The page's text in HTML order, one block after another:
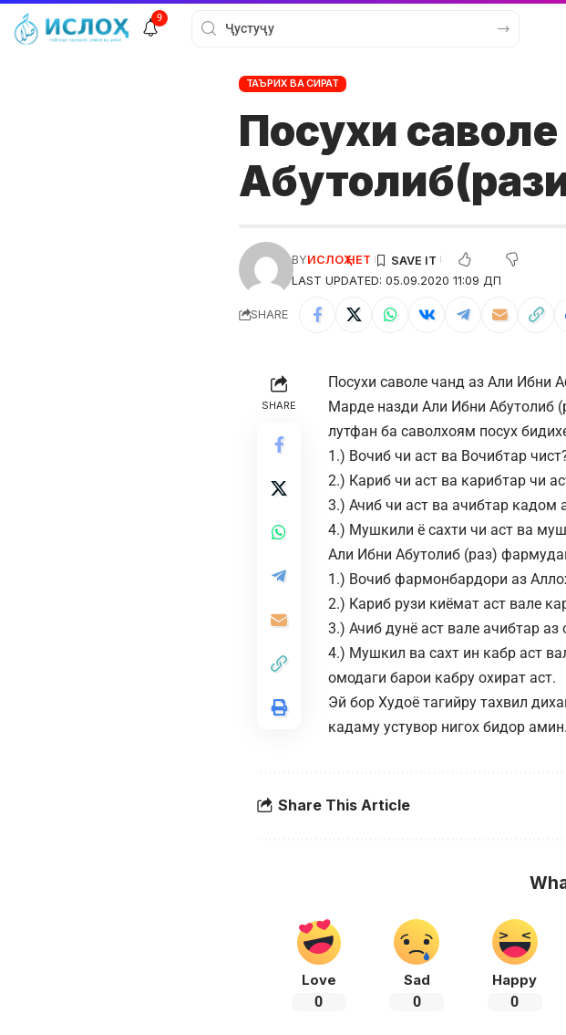
9
ТАЪРИХ ВА СИРАТ
Посухи
LAST UPDATED: 05.09.2020 11:09 ДП
BYИСЛОҲ НЕТ
SHARE
SHARE
Посухи саволе чанд аз Али Ибни
Марде назди Али Ибни Абутолиб
лутфан ба саволхоям посух
1.) Вочиб чи аст ва Вочибтар
2.) Кариб чи аст ва карибтар чи
3.) Ачиб чи аст ва ачибтар кадом
4.) Мушкили ё сахти чи аст ва
Али Ибни Абутолиб (раз)
1.) Вочиб фармонбардори аз
2.) Кариб рузи киёмат аст вале
3.) Ачиб дунё аст вале ачибтар
4.) Мушкил ва сахт ин кабр аст
омодаги барои кабру охират аст.
Эй бор Худоё тагийру тахвил
кадаму устувор нигох бидор амин.
Share This Article
Love
0
Sad
0
Happy
0